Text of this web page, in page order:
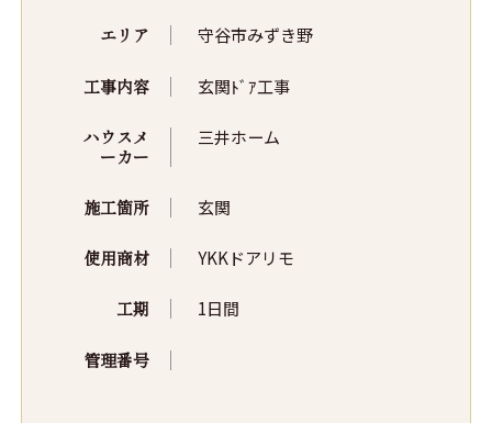
エリア 守谷市みずき野
工事内容 玄関ﾄﾞｱ工事
ハウスメ
ーカー
三井ホーム
施工箇所 玄関
使用商材 YKKドアリモ
工期 1日間
管理番号